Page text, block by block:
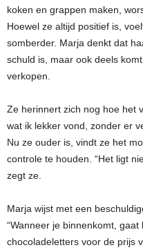
koken en grappen maken,
Hoewel ze altijd positief is,
somberder. Marja denkt dat
schuld is, maar ook deels
verkopen.
Ze herinnert zich nog hoe het
wat ik lekker vond, zonder er
Nu ze ouder is, vindt ze het
controle te houden. “Het ligt
zegt ze.
Marja wijst met een
“Wanneer je binnenkomt,
chocoladeletters voor de prijs